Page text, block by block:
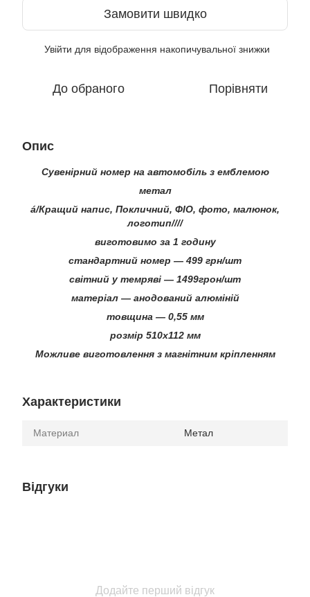
Замовити швидко
Увійти для відображення накопичувальної знижки
До обраного Порівняти
Опис
Сувенірний номер на автомобіль з емблемою
метал
á/Кращий напис, Покличний, ФІО, фото, малюнок,
логотип////
виготовимо за 1 годину
стандартний номер — 499 грн/шт
світний у темряві — 1499грон/шт
матеріал — анодований алюміній
товщина — 0,55 мм
розмір 510х112 мм
Можливе виготовлення з магнітним кріпленням
Характеристики
Материал Метал
Відгуки
Додайте перший відгук